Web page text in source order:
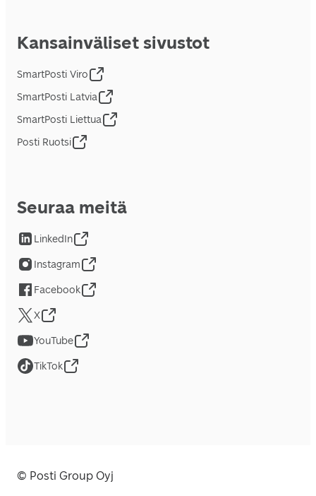
Kansainväliset sivustot
SmartPosti Viro
SmartPosti Latvia
SmartPosti Liettua
Posti Ruotsi
Seuraa meitä
LinkedIn
Instagram
Facebook
X
YouTube
TikTok
© Posti Group Oyj